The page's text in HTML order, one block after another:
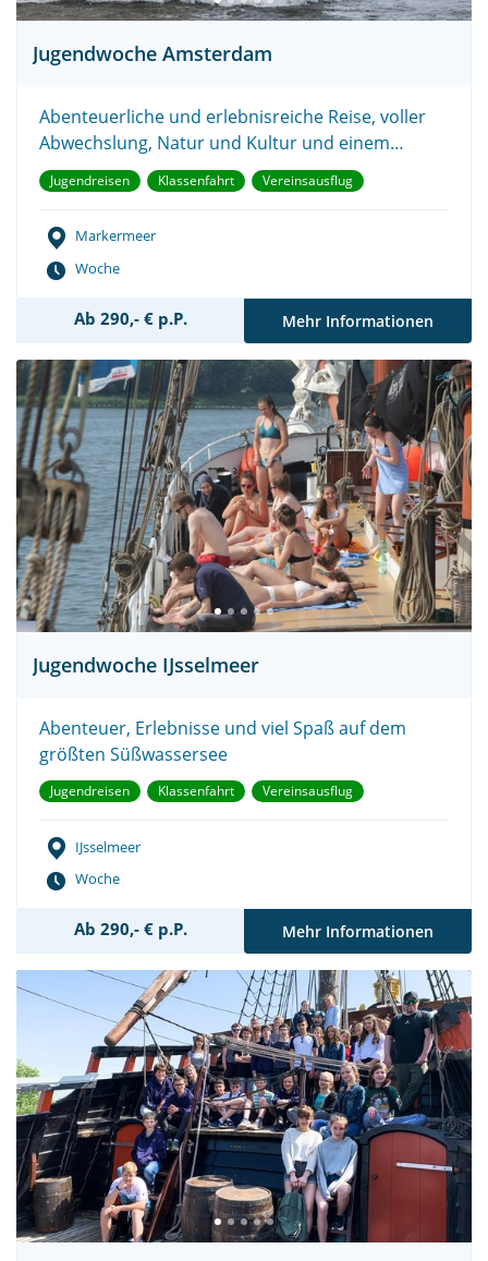
Jugendwoche Amsterdam
Abenteuerliche und erlebnisreiche Reise, voller
Abwechslung, Natur und Kultur und einem
Aufenthalt in Amsterdam.
Jugendreisen Klassenfahrt Vereinsausflug
Markermeer
Woche
Ab 290,- € p.P. Mehr Informationen
Jugendwoche IJsselmeer
Abenteuer, Erlebnisse und viel Spaß auf dem
größten Süßwassersee
Jugendreisen Klassenfahrt Vereinsausflug
IJsselmeer
Woche
Ab 290,- € p.P. Mehr Informationen